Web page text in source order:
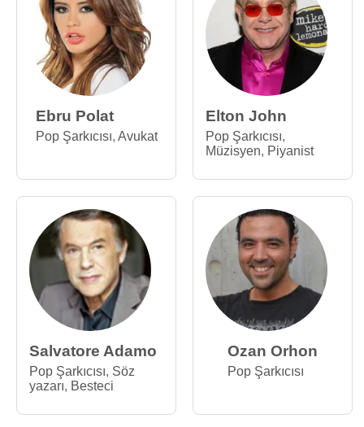
Ebru Polat
Pop Şarkıcısı, Avukat
Elton John
Pop Şarkıcısı,
Müzisyen, Piyanist
Salvatore Adamo
Pop Şarkıcısı, Söz
yazarı, Besteci
Ozan Orhon
Pop Şarkıcısı